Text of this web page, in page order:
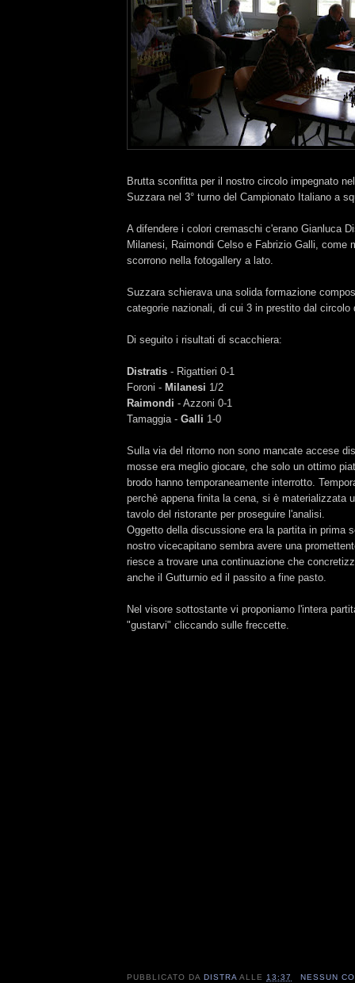
Brutta sconfitta per il nostro circolo impegnato
Suzzara nel 3° turno del Campionato Italiano a
A difendere i colori cremaschi c'erano Gianluca
Milanesi, Raimondi Celso e Fabrizio Galli, come
scorrono nella fotogallery a lato.
Suzzara schierava una solida formazione
categorie nazionali, di cui 3 in prestito dal circolo
Di seguito i risultati di scacchiera:
Distratis - Rigattieri 0-1
Foroni - Milanesi 1/2
Raimondi - Azzoni 0-1
Tamaggia - Galli 1-0
Sulla via del ritorno non sono mancate accese
mosse era meglio giocare, che solo un ottimo
brodo hanno temporaneamente interrotto.
perchè appena finita la cena, si è materializzata
tavolo del ristorante per proseguire l'analisi.
Oggetto della discussione era la partita in prima
nostro vicecapitano sembra avere una
riesce a trovare una continuazione che
anche il Gutturnio ed il passito a fine pasto.
Nel visore sottostante vi proponiamo l'intera
"gustarvi" cliccando sulle freccette.
PUBBLICATO DA DISTRA ALLE13:37 NESSUN